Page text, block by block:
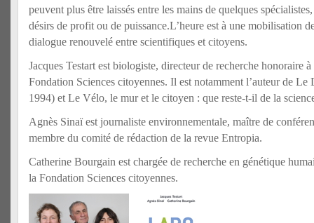
peuvent plus être laissés entre les mains de quelques
désirs de profit ou de puissance.L’heure est à une mobilisation
dialogue renouvelé entre scientifiques et citoyens.
Jacques Testart est biologiste, directeur de recherche honoraire
Fondation Sciences citoyennes. Il est notamment l’auteur de
1994) et Le Vélo, le mur et le citoyen : que reste-t-il de la
Agnès Sinaï est journaliste environnementale, maître de
membre du comité de rédaction de la revue Entropia.
Catherine Bourgain est chargée de recherche en génétique
la Fondation Sciences citoyennes.